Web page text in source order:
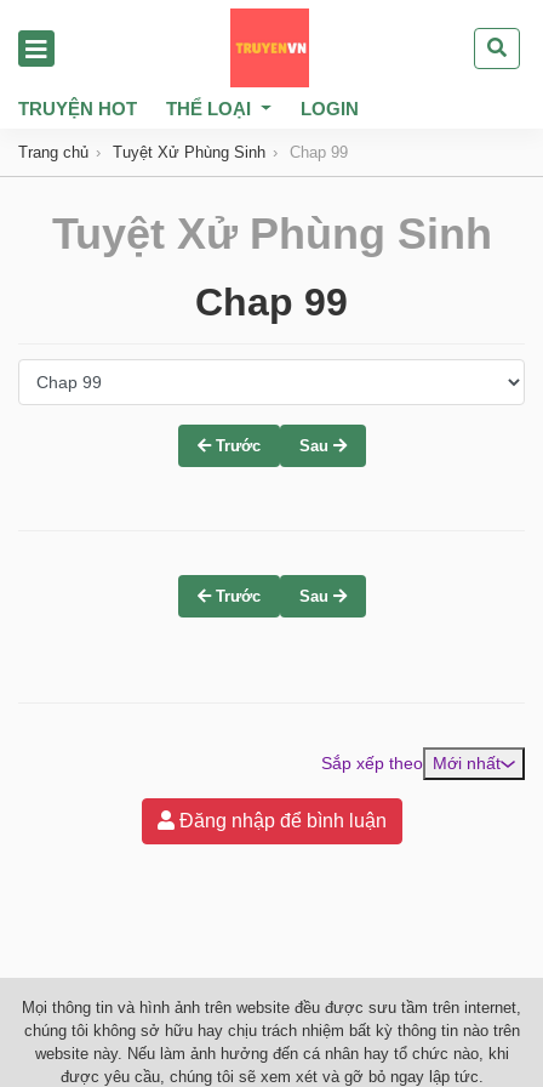
TRUYỆN HOT THỂ LOẠI LOGIN
Trang chủ Tuyệt Xử Phùng Sinh Chap 99
Tuyệt Xử Phùng Sinh
Chap 99
Trước Sau
Trước Sau
Sắp xếp theo Mới nhất
Đăng nhập để bình luận
Mọi thông tin và hình ảnh trên website đều được sưu tầm trên internet,
chúng tôi không sở hữu hay chịu trách nhiệm bất kỳ thông tin nào trên
website này. Nếu làm ảnh hưởng đến cá nhân hay tổ chức nào, khi
được yêu cầu, chúng tôi sẽ xem xét và gỡ bỏ ngay lập tức.